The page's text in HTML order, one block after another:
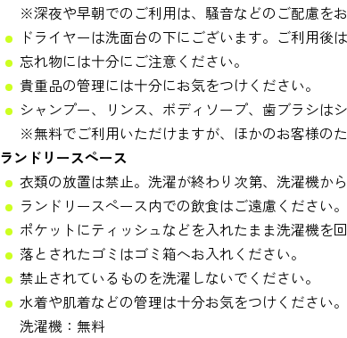
※深夜や早朝でのご利用は、騒音などのご配慮をお
ドライヤーは洗面台の下にございます。ご利用後
忘れ物には十分にご注意ください。
貴重品の管理には十分にお気をつけください。
シャンプー、リンス、ボディソープ、歯ブラシは
※無料でご利用いただけますが、ほかのお客様の
ランドリースペース
衣類の放置は禁止。洗濯が終わり次第、洗濯機か
ランドリースペース内での飲食はご遠慮ください。
ポケットにティッシュなどを入れたまま洗濯機を
落とされたゴミはゴミ箱へお入れください。
禁止されているものを洗濯しないでください。
水着や肌着などの管理は十分お気をつけください。
洗濯機：無料